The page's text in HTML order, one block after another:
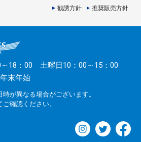
勧誘方針 推奨販売方針
18：00 土曜日10：00～15：00
末年始
が異なる場合がございます。
確認ください。